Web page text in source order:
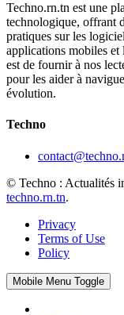
Techno.rn.tn est une
technologique, offrant
pratiques sur les
applications mobiles et
est de fournir à nos
pour les aider à
évolution.
Techno
© Techno : Actualités
techno.rn.tn.
Privacy
Terms of Use
Policy
Mobile Menu Toggle